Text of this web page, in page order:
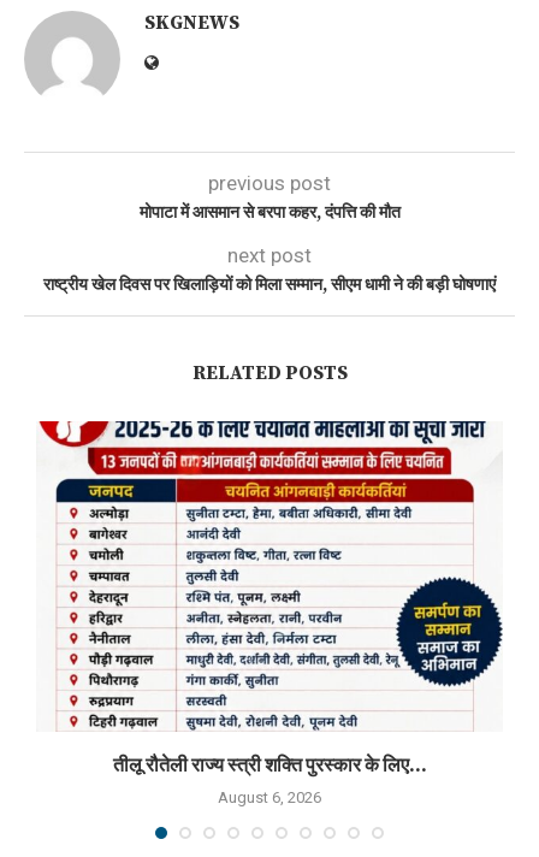
SKGNEWS
previous post
मोपाटा में आसमान से बरपा कहर, दंपत्ति की मौत
next post
राष्ट्रीय खेल दिवस पर खिलाड़ियों को मिला सम्मान, सीएम धामी ने की बड़ी घोषणाएं
RELATED POSTS
तीलू रौतेली राज्य स्त्री शक्ति पुरस्कार के लिए...
August 6, 2026